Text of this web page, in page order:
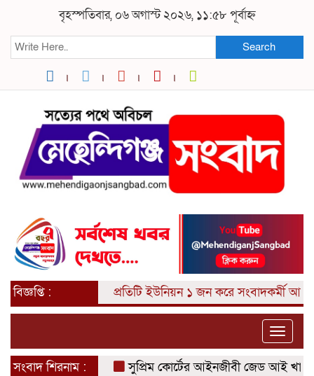
বৃহস্পতিবার, ০৬ অগাস্ট ২০২৬, ১১:৫৮ পূর্বাহ্ন
Search
বিজ্ঞপ্তি : প্রতিটি ইউনিয়ন ১ জন করে সংবাদকর্মী
Toggle
সংবাদ শিরনাম :
সুপ্রিম কোর্টের আইনজীবী জেড আই খান পান্নার